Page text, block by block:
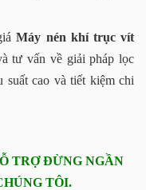
Máy nén khí trục vít
tư vấn về giải pháp lọc
suất cao và tiết kiệm chi
TRỢ ĐỪNG NGẦN
TÔI.